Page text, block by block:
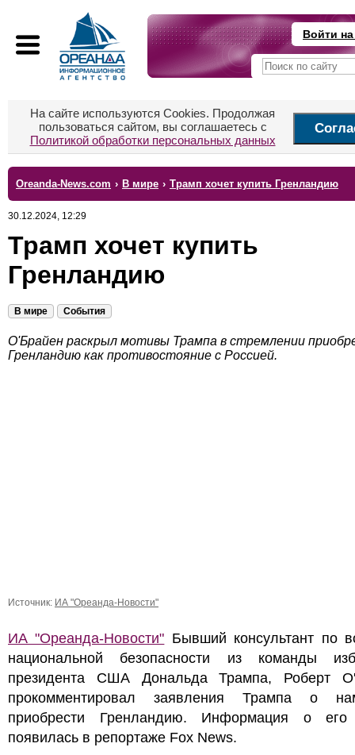
Войти
На сайте используются Cookies. Продолжая
пользоваться сайтом, вы соглашаетесь с
Политикой обработки персональных данных
Oreanda-News.com › В мире › Трамп хочет купить Гренландию
30.12.2024, 12:29
Трамп хочет купить
Гренландию
В мире События
О'Брайен раскрыл мотивы Трампа в стремлении
Гренландию как противостояние с Россией.
Источник: ИА "Ореанда-Новости"
ИА "Ореанда-Новости" Бывший консультант по
национальной безопасности из команды
президента США Дональда Трампа, Роберт
прокомментировал заявления Трампа о
приобрести Гренландию. Информация о его
появилась в репортаже Fox News.